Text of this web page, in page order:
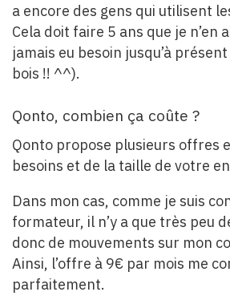
a encore des gens qui utilisent
Cela doit faire 5 ans que je n’en
jamais eu besoin jusqu’à
bois !! ^^).
Qonto, combien ça coûte ?
Qonto propose plusieurs offres
besoins et de la taille de votre
Dans mon cas, comme je suis
formateur, il n’y a que très peu
donc de mouvements sur mon
Ainsi, l’offre à 9€ par mois me
parfaitement.